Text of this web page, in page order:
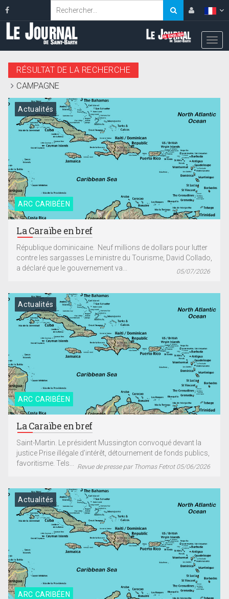
RÉSULTAT DE LA RECHERCHE
CAMPAGNE
ARC CARIBÉEN
Actualités
La Caraïbe en bref
République dominicaine. Neuf millions de dollars pour lutter
contre les sargasses Le ministre du Tourisme, David Collado,
a déclaré que le gouvernement va...
05/07/2026
ARC CARIBÉEN
Actualités
La Caraïbe en bref
Saint-Martin. Le président Mussington convoqué devant la
justice Prise illégale d’intérêt, détournement de fonds publics,
favoritisme. Tels...
Revue de presse par Thomas Fetrot 05/06/2026
ARC CARIBÉEN
Actualités